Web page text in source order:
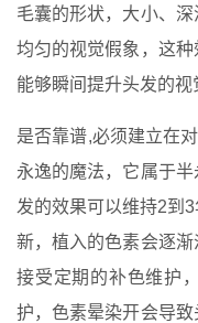
毛囊的形状，大小、深
均匀的视觉假象，这种
能够瞬间提升头发的视
是否靠谱,必须建立在
永逸的魔法，它属于
发的效果可以维持2到
新，植入的色素会逐
接受定期的补色维护
护，色素晕染开会导致